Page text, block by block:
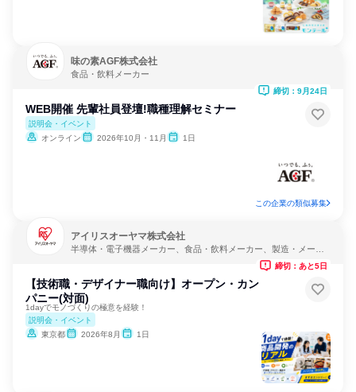
味の素AGF株式会社
食品・飲料メーカー
WEB開催 先輩社員登壇!職種理解セミナー
説明会・イベント
オンライン
2026年10月・11月 1日
締切：9月24日
この企業の類似募集
アイリスオーヤマ株式会社
半導体・電子機器メーカー、食品・飲料メーカー、製造・メーカ
【技術職・デザイナー職向け】オープン・カン
パニー(対面)
1dayでモノづくりの極意を経験！
説明会・イベント
東京都
2026年8月 1日
締切：あと5日